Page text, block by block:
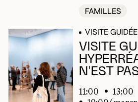
FAMILLES
VISITE GUIDÉE
VISITE
N'EST
11:00 13:00